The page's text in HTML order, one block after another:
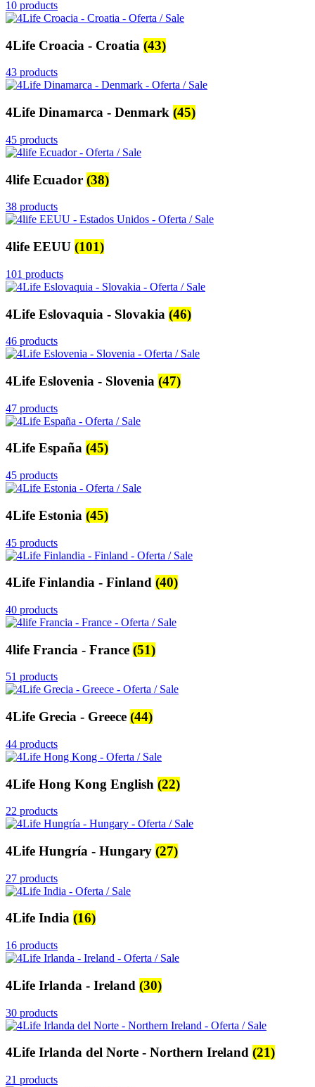
10 products
4Life Croacia - Croatia (43)
43 products
4Life Dinamarca - Denmark (45)
45 products
4life Ecuador (38)
38 products
4life EEUU (101)
101 products
4Life Eslovaquia - Slovakia (46)
46 products
4Life Eslovenia - Slovenia (47)
47 products
4Life España (45)
45 products
4Life Estonia (45)
45 products
4Life Finlandia - Finland (40)
40 products
4life Francia - France (51)
51 products
4Life Grecia - Greece (44)
44 products
4Life Hong Kong English (22)
22 products
4Life Hungría - Hungary (27)
27 products
4Life India (16)
16 products
4Life Irlanda - Ireland (30)
30 products
4Life Irlanda del Norte - Northern Ireland (21)
21 products